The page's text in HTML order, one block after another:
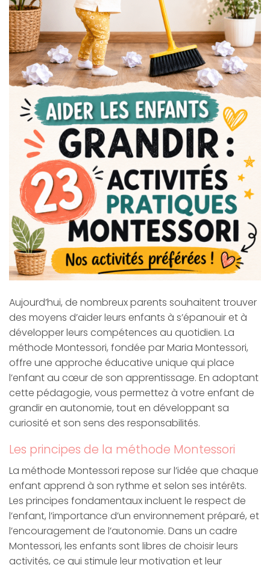
Aujourd’hui, de nombreux parents souhaitent trouver
des moyens d’aider leurs enfants à s’épanouir et à
développer leurs compétences au quotidien. La
méthode Montessori, fondée par Maria Montessori,
offre une approche éducative unique qui place
l’enfant au cœur de son apprentissage. En adoptant
cette pédagogie, vous permettez à votre enfant de
grandir en autonomie, tout en développant sa
curiosité et son sens des responsabilités.
Les principes de la méthode Montessori
La méthode Montessori repose sur l’idée que chaque
enfant apprend à son rythme et selon ses intérêts.
Les principes fondamentaux incluent le respect de
l’enfant, l’importance d’un environnement préparé, et
l’encouragement de l’autonomie. Dans un cadre
Montessori, les enfants sont libres de choisir leurs
activités, ce qui stimule leur motivation et leur